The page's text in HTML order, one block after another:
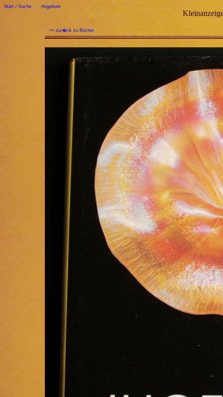
Start / Suche Angebote
<< zur�ck zu Bücher